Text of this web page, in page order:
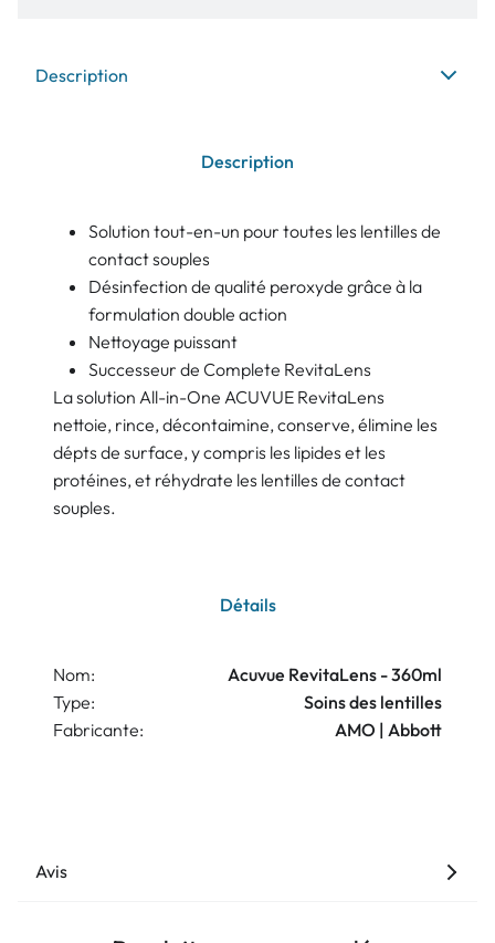
Description
Description
Solution tout-en-un pour toutes les lentilles de
contact souples
Désinfection de qualité peroxyde grâce à la
formulation double action
Nettoyage puissant
Successeur de Complete RevitaLens
La solution All-in-One ACUVUE RevitaLens
nettoie, rince, décontaimine, conserve, élimine les
dépts de surface, y compris les lipides et les
protéines, et réhydrate les lentilles de contact
souples.
Détails
Nom:
Acuvue RevitaLens - 360ml
Type:
Soins des lentilles
Fabricante:
AMO | Abbott
Avis